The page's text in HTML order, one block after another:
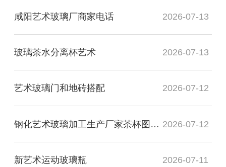
咸阳艺术玻璃厂商家电话 2026-07-13
玻璃茶水分离杯艺术 2026-07-13
艺术玻璃门和地砖搭配 2026-07-12
钢化艺术玻璃加工生产厂家茶杯图片高清 2026-07-12
新艺术运动玻璃瓶 2026-07-11